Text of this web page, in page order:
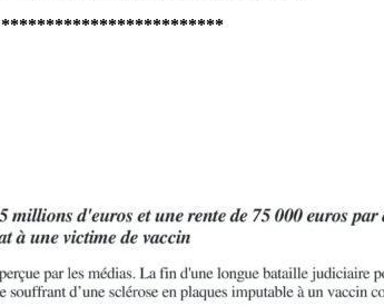
*************************